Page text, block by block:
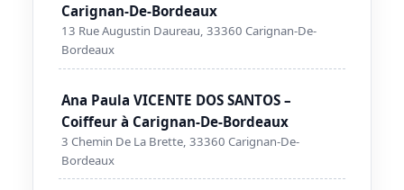
Carignan-De-Bordeaux
13 Rue Augustin Daureau, 33360 Carignan-De-
Bordeaux
Ana Paula VICENTE DOS SANTOS –
Coiffeur à Carignan-De-Bordeaux
3 Chemin De La Brette, 33360 Carignan-De-
Bordeaux